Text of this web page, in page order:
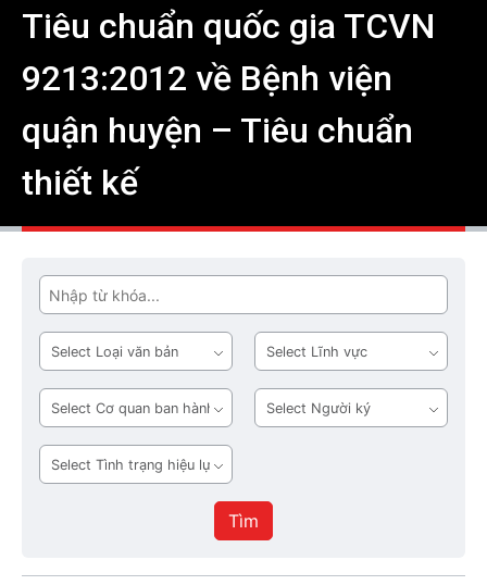
Tiêu chuẩn quốc gia TCVN
9213:2012 về Bệnh viện
quận huyện – Tiêu chuẩn
thiết kế
Tìm
Loại
văn
bản
Lĩnh
vực
Cơ
quan
ban
hành
Người
ký
Tình
trạng
Tìm